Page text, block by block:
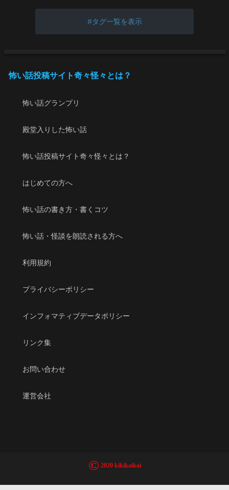
タグ一覧を表示
怖い話投稿サイト奇々怪々とは？
怖い話グランプリ
殿堂入りした怖い話
怖い話投稿サイト奇々怪々とは？
はじめての方へ
怖い話の書き方・書くコツ
怖い話・怪談を朗読される方へ
利用規約
プライバシーポリシー
インフォマティブデータポリシー
リンク集
お問い合わせ
運営会社
© 2020 kikikaikai